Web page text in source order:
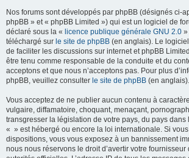
Nos forums sont développés par phpBB (désignés ci-
phpBB » et « phpBB Limited ») qui est un logiciel de
déclaré sous la « licence publique générale GNU 2.0 »
téléchargé sur le site de phpBB (en anglais). Le
de faciliter les discussions sur internet et phpBB
être tenu comme responsable de la conduite et du
acceptons et que nous n’acceptons pas. Pour plus
phpBB, veuillez consulter le site de phpBB (en anglais).
Vous acceptez de ne publier aucun contenu à
vulgaire, diffamatoire, choquant, menaçant,
transgresser la législation de votre pays, du pays dans
« » est hébergé ou encore la loi internationale. Si
dispositions, vous vous exposez à un bannissement
nous nous réservons le droit d’avertir votre fournisseur